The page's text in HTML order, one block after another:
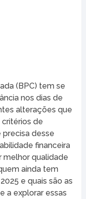
(BPC) tem se
nos dias de
alterações que
de
precisa desse
financeira
melhor qualidade
ainda tem
e quais são as
a explorar essas